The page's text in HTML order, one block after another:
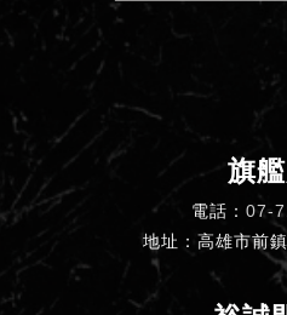
旗
電話： 07-
地址：高雄市前